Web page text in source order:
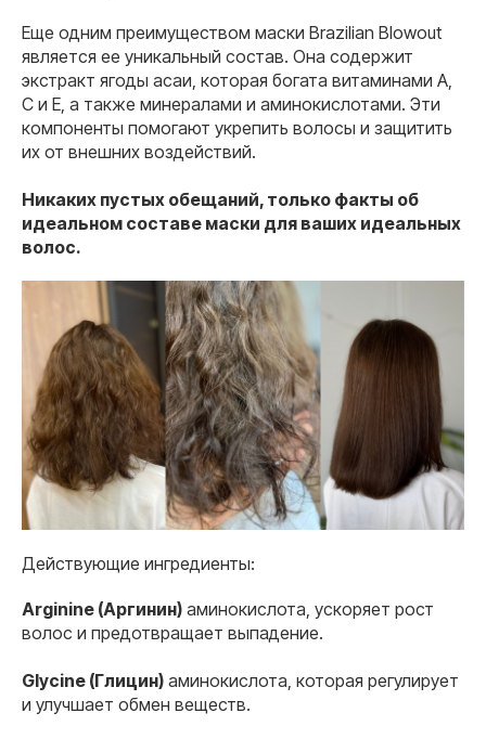
Еще одним преимуществом маски Brazilian Blowout
является ее уникальный состав. Она содержит
экстракт ягоды асаи, которая богата витаминами А,
С и Е, а также минералами и аминокислотами. Эти
компоненты помогают укрепить волосы и защитить
их от внешних воздействий.
Никаких пустых обещаний, только факты об
идеальном составе маски для ваших идеальных
волос.
Действующие ингредиенты:
Arginine (Аргинин) аминокислота, ускоряет рост
волос и предотвращает выпадение.
Glycine (Глицин) аминокислота, которая регулирует
и улучшает обмен веществ.